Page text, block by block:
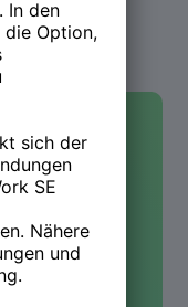
wolltest
für Dich